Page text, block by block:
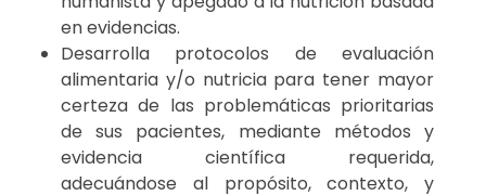
en evidencias.
Desarrolla protocolos de evaluación
alimentaria y/o nutricia para tener mayor
certeza de las problemáticas prioritarias
de sus pacientes, mediante métodos y
evidencia científica requerida,
adecuándose al propósito, contexto, y